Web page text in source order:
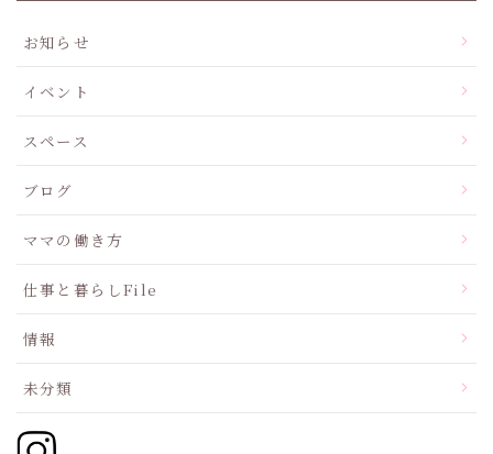
お知らせ
イベント
スペース
ブログ
ママの働き方
仕事と暮らしFile
情報
未分類